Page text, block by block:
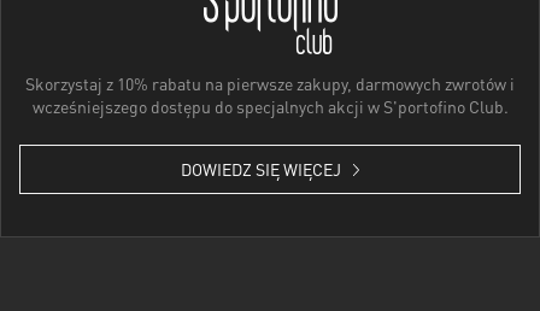
Skorzystaj z 10% rabatu na pierwsze zakupy, darmowych zwrotów i
wcześniejszego dostępu do specjalnych akcji w S'portofino Club.
DOWIEDZ SIĘ WIĘCEJ